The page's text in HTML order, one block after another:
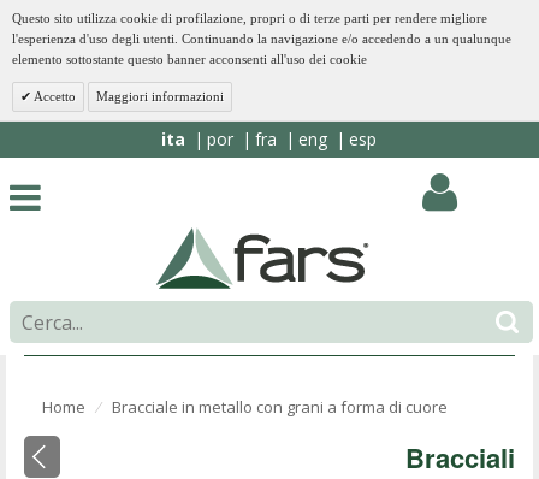
Questo sito utilizza cookie di profilazione, propri o di terze parti per rendere migliore
l'esperienza d'uso degli utenti. Continuando la navigazione e/o accedendo a un qualunque
elemento sottostante questo banner acconsenti all'uso dei cookie
Accetto Maggiori informazioni
ita por fra eng esp
Home ⁄ Bracciale in metallo con grani a forma di cuore
Bracciali